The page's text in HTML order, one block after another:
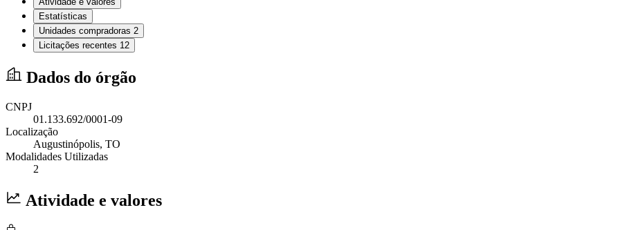
Estatísticas
Unidades compradoras 2
Licitações recentes 12
Dados do órgão
CNPJ
01.133.692/0001-09
Localização
Augustinópolis, TO
Modalidades Utilizadas
2
Atividade e valores